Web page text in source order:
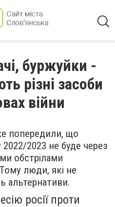
буржуйки -
різні засоби
війни
попередили, що
2023 не буде через
обстрілами
люди, які не
альтернативи.
росії проти